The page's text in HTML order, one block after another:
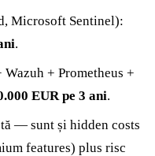
Microsoft Sentinel):
.
+ Prometheus +
EUR pe 3 ani.
— sunt și hidden costs
features) plus risc